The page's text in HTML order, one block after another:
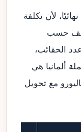
لأن تكلفة
حسب
الحقائب،
ألمانيا هي
مع تحويل